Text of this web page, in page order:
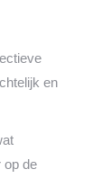
en
op de